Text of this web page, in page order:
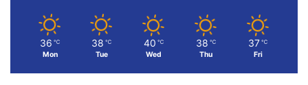
36 ℃
Mon
38 ℃
Tue
40 ℃
Wed
38 ℃
Thu
37 ℃
Fri